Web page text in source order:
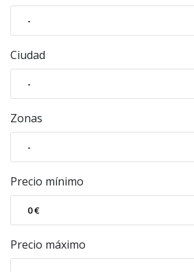
Ciudad
Zonas
Precio mínimo
Precio máximo